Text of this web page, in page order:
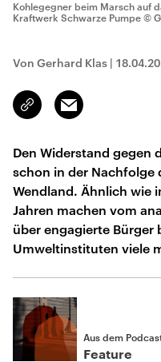
Kohlegegner beim Marsch auf
Kraftwerk Schwarze Pumpe ©
Von Gerhard Klas |
Link
kopieren/teilen
Email
Den Widerstand gegen
schon in der Nachfolge
Wendland. Ähnlich wie
Jahren machen vom
über engagierte Bürger
Umweltinstituten viele
Aus dem
Feature